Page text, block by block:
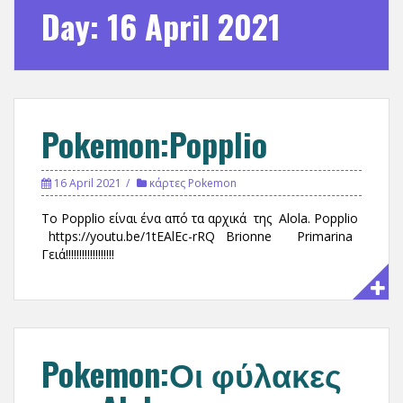
Day: 16 April 2021
Pokemon:Popplio
16 April 2021 κάρτες Pokemon
Το Poppliο είναι ένα από τα αρχικά της Alola. Popplio
https://youtu.be/1tEAlEc-rRQ Brionne Primarina
Γειά!!!!!!!!!!!!!!!!!!
Pokemon:Οι φύλακες